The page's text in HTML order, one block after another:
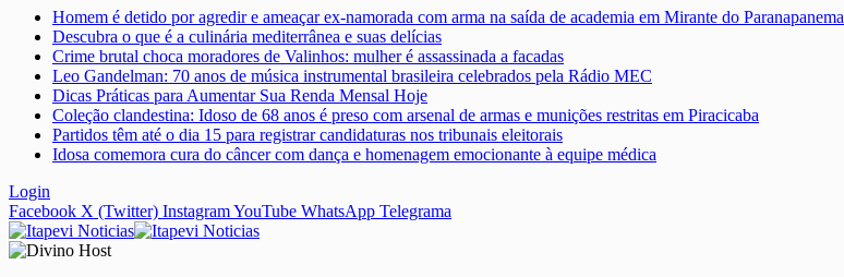
Homem é detido por agredir e ameaçar ex-namorada com arma na saída de academia em Mirante do Paranapanema
Descubra o que é a culinária mediterrânea e suas delícias
Crime brutal choca moradores de Valinhos: mulher é assassinada a facadas
Leo Gandelman: 70 anos de música instrumental brasileira celebrados pela Rádio MEC
Dicas Práticas para Aumentar Sua Renda Mensal Hoje
Coleção clandestina: Idoso de 68 anos é preso com arsenal de armas e munições restritas em Piracicaba
Partidos têm até o dia 15 para registrar candidaturas nos tribunais eleitorais
Idosa comemora cura do câncer com dança e homenagem emocionante à equipe médica
Login
Facebook X (Twitter) InstagramYouTube WhatsApp Telegrama